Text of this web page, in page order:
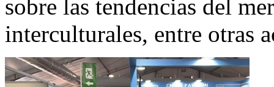
sobre las tendencias del
interculturales, entre otras